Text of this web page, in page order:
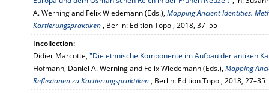
A. Werning and Felix Wiedemann (Eds.), Mapping Ancient Identities.
Kartierungspraktiken, Berlin: Edition Topoi, 2018, 37–55
Incollection:
Didier Marcotte, "Die ethnische Komponente im Aufbau der antiken
Hofmann, Daniel A. Werning and Felix Wiedemann (Eds.), Mapping
Reflexionen zu Kartierungspraktiken, Berlin: Edition Topoi, 2018, 27–35